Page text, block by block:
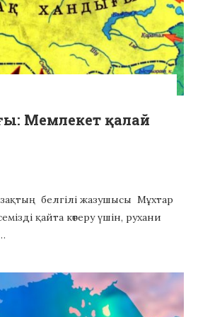
Мемлекет қалай
белгілі жазушысы Мұхтар
қайта көтеру үшін, рухани